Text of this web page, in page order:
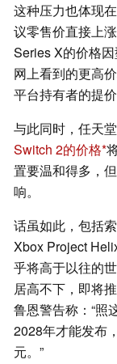
这种压力也体现
议零售价直接上
Series X的价格
网上看到的更高
平台持有者的提价
与此同时，任天
Switch 2的价格
置要温和得多，
响。
话虽如此，包括
Xbox Project
乎将高于以往的
居高不下，即将
鲁恩警告称：“照
2028年才能发布
元。”